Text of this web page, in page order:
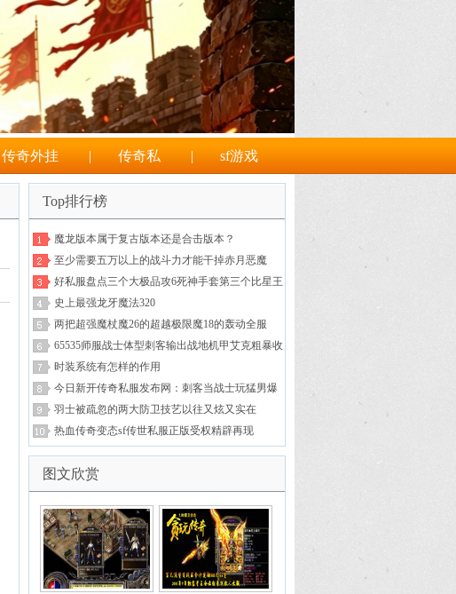
传奇外挂 | 传奇私 | sf游戏
Top排行榜
魔龙版本属于复古版本还是合击版本？
至少需要五万以上的战斗力才能干掉赤月恶魔
好私服盘点三个大极品攻6死神手套第三个比星王
护腕更强
史上最强龙牙魔法320
两把超强魔杖魔26的超越极限魔18的轰动全服
65535师服战士体型刺客输出战地机甲艾克粗暴收
时装系统有怎样的作用
今日新开传奇私服发布网：刺客当战士玩猛男爆
神浑身只剩散件也要冲第一个冲锋
羽士被疏忽的两大防卫技艺以往又炫又实在
热血传奇变态sf传世私服正版受权精辟再现
图文欣赏